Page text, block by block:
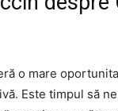
o mare
Este timpul să